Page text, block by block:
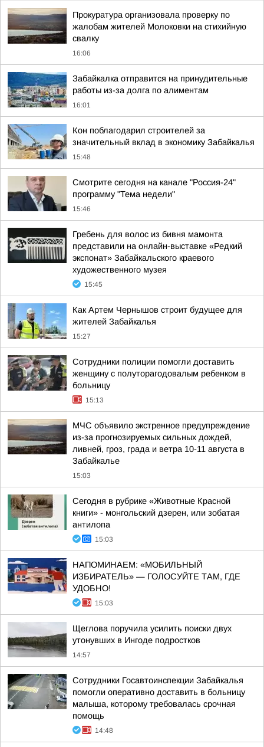
Прокуратура организовала проверку по
жалобам жителей Молоковки на стихийную
свалку
16:06
Забайкалка отправится на принудительные
работы из-за долга по алиментам
16:01
Кон поблагодарил строителей за
значительный вклад в экономику Забайкалья
15:48
Смотрите сегодня на канале "Россия-24"
программу "Тема недели"
15:46
Гребень для волос из бивня мамонта
представили на онлайн-выставке «Редкий
экспонат» Забайкальского краевого
художественного музея
15:45
Как Артем Чернышов строит будущее для
жителей Забайкалья
15:27
Сотрудники полиции помогли доставить
женщину с полуторагодовалым ребенком в
больницу
15:13
МЧС объявило экстренное предупреждение
из-за прогнозируемых сильных дождей,
ливней, гроз, града и ветра 10-11 августа в
Забайкалье
15:03
Сегодня в рубрике «Животные Красной
книги» - монгольский дзерен, или зобатая
антилопа
15:03
НАПОМИНАЕМ: «МОБИЛЬНЫЙ
ИЗБИРАТЕЛЬ» — ГОЛОСУЙТЕ ТАМ, ГДЕ
УДОБНО!
15:03
Щеглова поручила усилить поиски двух
утонувших в Ингоде подростков
14:57
Сотрудники Госавтоинспекции Забайкалья
помогли оперативно доставить в больницу
малыша, которому требовалась срочная
помощь
14:48